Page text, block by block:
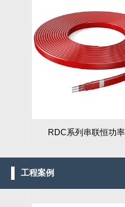
RDC系列串联恒功
工程案例